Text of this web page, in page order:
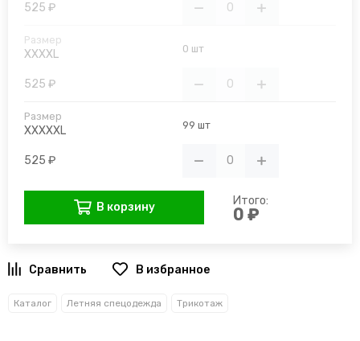
525 ₽
XXXXL 0 шт
525 ₽
XXXXXL 99 шт
525 ₽
В корзину Итого:
0 ₽
В избранное
Каталог Летняя спецодежда Трикотаж